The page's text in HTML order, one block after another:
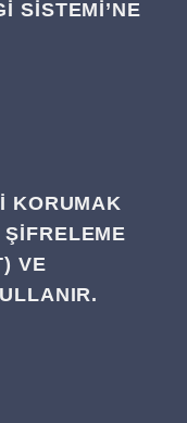
SİSTEMİ’NE
KORUMAK
VE